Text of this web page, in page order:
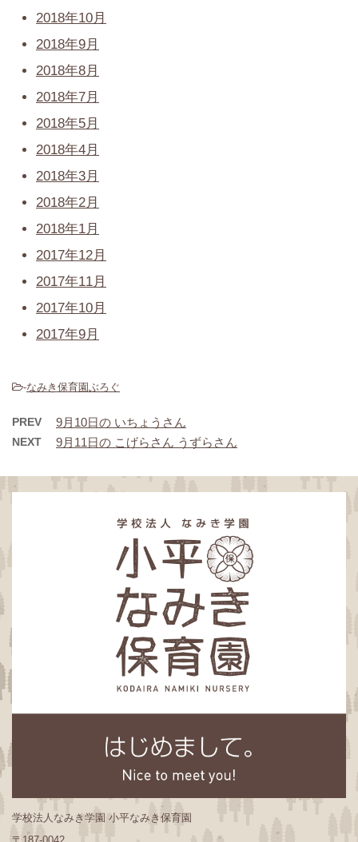
2018年10月
2018年9月
2018年8月
2018年7月
2018年5月
2018年4月
2018年3月
2018年2月
2018年1月
2017年12月
2017年11月
2017年10月
2017年9月
-なみき保育園ぶろぐ
PREV 9月10日の いちょうさん
NEXT 9月11日の こげらさん うずらさん
学校法人なみき学園 小平なみき保育園